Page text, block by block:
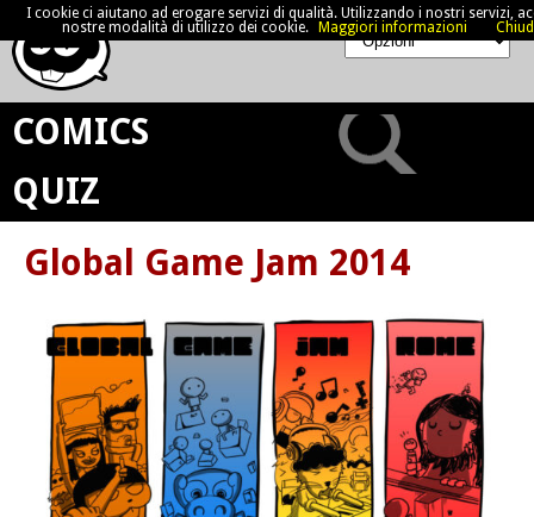
COMICS
QUIZ
Global Game Jam 2014
I cookie ci aiutano ad erogare servizi di qualità. Utilizzando i nostri servizi,
nostre modalità di utilizzo dei cookie.
Maggiori informazioni